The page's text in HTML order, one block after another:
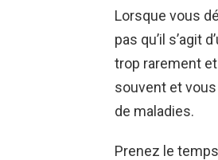
Lorsque vous
pas qu’il s’agit
trop rarement
souvent et vous
de maladies.
Prenez le